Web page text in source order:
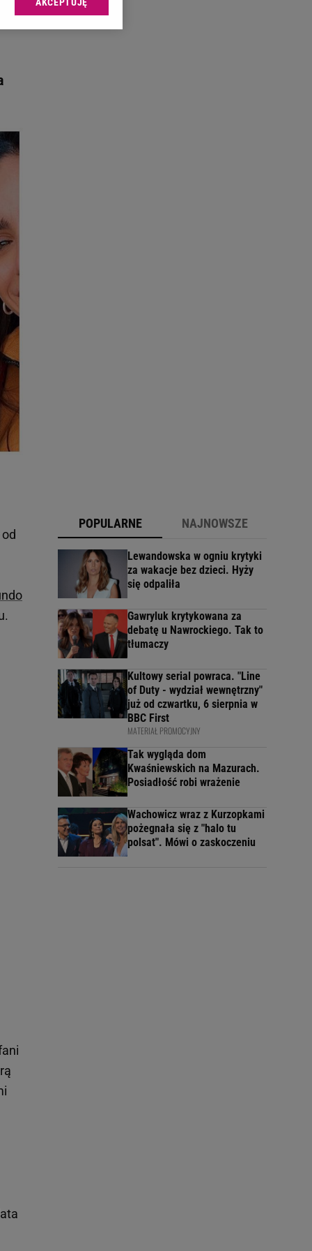
POPULARNE NAJNOWSZE
Lewandowska w ogniu krytyki
za wakacje bez dzieci. Hyży
się odpaliła
Gawryluk krytykowana za
debatę u Nawrockiego. Tak to
tłumaczy
Kultowy serial powraca. "Line
of Duty - wydział wewnętrzny"
już od czwartku, 6 sierpnia w
BBC First
MATERIAŁ PROMOCYJNY
Tak wygląda dom
Kwaśniewskich na Mazurach.
Posiadłość robi wrażenie
Wachowicz wraz z Kurzopkami
pożegnała się z "halo tu
polsat". Mówi o zaskoczeniu
sp. z o.o., jej
celów identyfikacji.